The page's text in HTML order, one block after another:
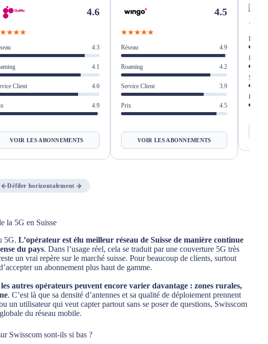
Swisscom ? 4.6
4.3
4.1
Client 4.0
4.9
VOIR LES ABONNEMENTS
4.5
★★★★★
Réseau 4.9
Roaming 4.2
Service Client 3.9
Prix 4.5
VOIR LES ABONNEMENTS
Réseau
Roaming
Service
Prix
Défiler horizontalement
la 5G en Suisse
5G. L’opérateur est élu meilleur réseau de Suisse de manière continue
du pays. Dans l’usage réel, cela se traduit par une couverture 5G très
un vrai repère sur le marché suisse. Pour beaucoup de clients, surtout
un abonnement plus haut de gamme.
autres opérateurs peuvent encore varier davantage : zones rurales,
. C’est là que sa densité d’antennes et sa qualité de déploiement prennent
un utilisateur qui veut capter partout sans se poser de questions, Swisscom
du réseau mobile.
Swisscom sont-ils si bas ?